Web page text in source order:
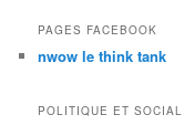
PAGES FACEBOOK
nwow le think tank
POLITIQUE ET SOCIAL